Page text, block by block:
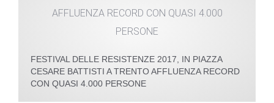
FESTIVAL DELLE RESISTENZE 2017, IN PIAZZA
CESARE BATTISTI A TRENTO AFFLUENZA RECORD
CON QUASI 4.000 PERSONE